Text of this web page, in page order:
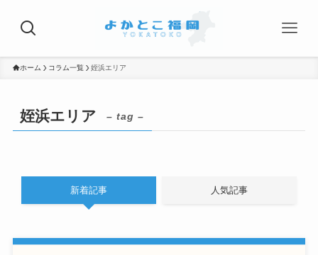
ホーム コラム一覧 姪浜エリア
姪浜エリア – tag –
新着記事 人気記事